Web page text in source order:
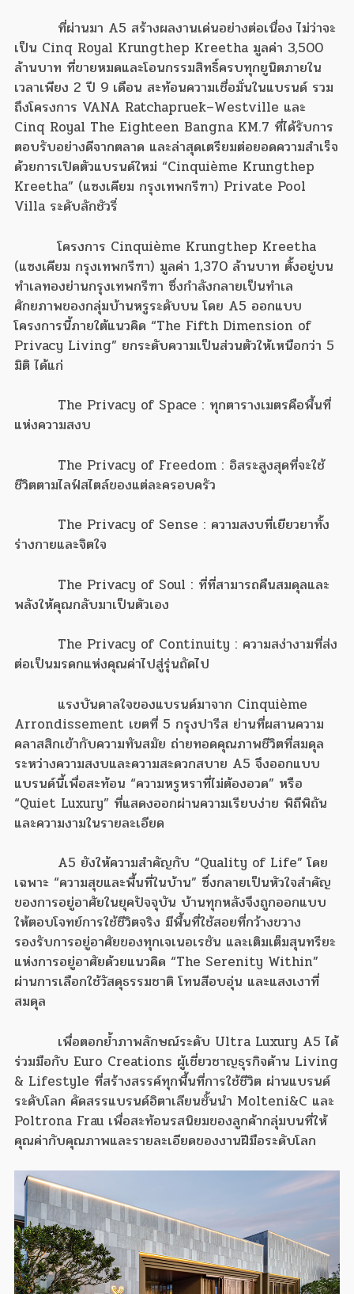
ที่ผ่านมา A5 สร้างผลงานเด่นอย่างต่อเนื่อง ไม่ว่าจะ
เป็น Cinq Royal Krungthep Kreetha มูลค่า 3,500
ล้านบาท ที่ขายหมดและโอนกรรมสิทธิ์ครบทุกยูนิตภายใน
เวลาเพียง 2 ปี 9 เดือน สะท้อนความเชื่อมั่นในแบรนด์ รวม
ถึงโครงการ VANA Ratchapruek–Westville และ
Cinq Royal The Eighteen Bangna KM.7 ที่ได้รับการ
ตอบรับอย่างดีจากตลาด และล่าสุดเตรียมต่อยอดความสำเร็จ
ด้วยการเปิดตัวแบรนด์ใหม่ “Cinquième Krungthep
Kreetha” (แซงเคียม กรุงเทพกรีฑา) Private Pool
Villa ระดับลักชัวรี่
โครงการ Cinquième Krungthep Kreetha
(แซงเคียม กรุงเทพกรีฑา) มูลค่า 1,370 ล้านบาท ตั้งอยู่บน
ทำเลทองย่านกรุงเทพกรีฑา ซึ่งกำลังกลายเป็นทำเล
ศักยภาพของกลุ่มบ้านหรูระดับบน โดย A5 ออกแบบ
โครงการนี้ภายใต้แนวคิด “The Fifth Dimension of
Privacy Living” ยกระดับความเป็นส่วนตัวให้เหนือกว่า 5
มิติ ได้แก่
The Privacy of Space : ทุกตารางเมตรคือพื้นที่
แห่งความสงบ
The Privacy of Freedom : อิสระสูงสุดที่จะใช้
ชีวิตตามไลฟ์สไตล์ของแต่ละครอบครัว
The Privacy of Sense : ความสงบที่เยียวยาทั้ง
ร่างกายและจิตใจ
The Privacy of Soul : ที่ที่สามารถคืนสมดุลและ
พลังให้คุณกลับมาเป็นตัวเอง
The Privacy of Continuity : ความสง่างามที่ส่ง
ต่อเป็นมรดกแห่งคุณค่าไปสู่รุ่นถัดไป
แรงบันดาลใจของแบรนด์มาจาก Cinquième
Arrondissement เขตที่ 5 กรุงปารีส ย่านที่ผสานความ
คลาสสิกเข้ากับความทันสมัย ถ่ายทอดคุณภาพชีวิตที่สมดุล
ระหว่างความสงบและความสะดวกสบาย A5 จึงออกแบบ
แบรนด์นี้เพื่อสะท้อน “ความหรูหราที่ไม่ต้องอวด” หรือ
“Quiet Luxury” ที่แสดงออกผ่านความเรียบง่าย พิถีพิถัน
และความงามในรายละเอียด
A5 ยังให้ความสำคัญกับ “Quality of Life” โดย
เฉพาะ “ความสุขและพื้นที่ในบ้าน” ซึ่งกลายเป็นหัวใจสำคัญ
ของการอยู่อาศัยในยุคปัจจุบัน บ้านทุกหลังจึงถูกออกแบบ
ให้ตอบโจทย์การใช้ชีวิตจริง มีพื้นที่ใช้สอยที่กว้างขวาง
รองรับการอยู่อาศัยของทุกเจเนอเรชัน และเติมเต็มสุนทรียะ
แห่งการอยู่อาศัยด้วยแนวคิด “The Serenity Within”
ผ่านการเลือกใช้วัสดุธรรมชาติ โทนสีอบอุ่น และแสงเงาที่
สมดุล
เพื่อตอกย้ำภาพลักษณ์ระดับ Ultra Luxury A5 ได้
ร่วมมือกับ Euro Creations ผู้เชี่ยวชาญธุรกิจด้าน Living
& Lifestyle ที่สร้างสรรค์ทุกพื้นที่การใช้ชีวิต ผ่านแบรนด์
ระดับโลก คัดสรรแบรนด์อิตาเลียนชั้นนำ Molteni&C และ
Poltrona Frau เพื่อสะท้อนรสนิยมของลูกค้ากลุ่มบนที่ให้
คุณค่ากับคุณภาพและรายละเอียดของงานฝีมือระดับโลก